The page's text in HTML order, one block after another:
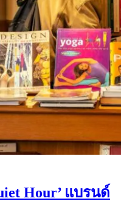
Hour’ แบรนด์